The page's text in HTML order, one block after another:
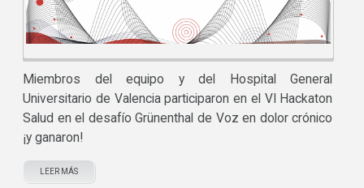
Miembros del equipo y del Hospital General
Universitario de Valencia participaron en el VI Hackaton
Salud en el desafío Grünenthal de Voz en dolor crónico
¡y ganaron!
LEER MÁS